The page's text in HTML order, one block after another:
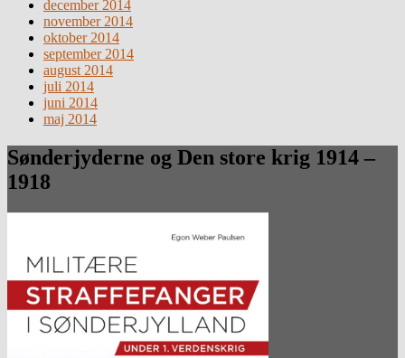
december 2014
november 2014
oktober 2014
september 2014
august 2014
juli 2014
juni 2014
maj 2014
Sønderjyderne og Den store krig 1914 –
1918